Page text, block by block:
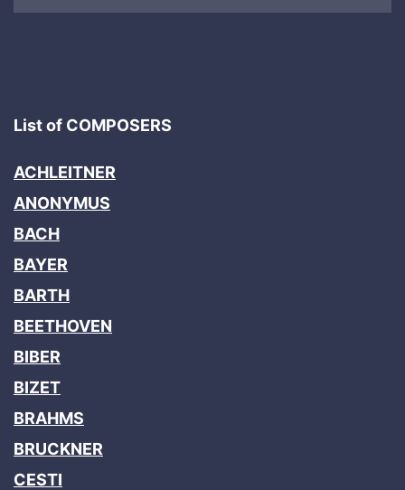
List of COMPOSERS
ACHLEITNER
ANONYMUS
BACH
BAYER
BARTH
BEETHOVEN
BIBER
BIZET
BRAHMS
BRUCKNER
CESTI